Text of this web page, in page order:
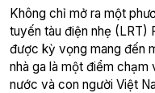
Không chỉ mở ra một
tuyến tàu điện nhẹ (LRT)
được kỳ vọng mang đến
nhà ga là một điểm
nước và con người Việt